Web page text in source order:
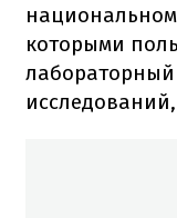
национальном
которыми